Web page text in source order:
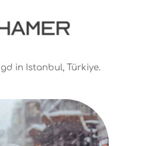
in Istanbul, Türkiye.